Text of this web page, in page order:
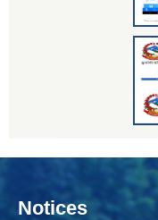
Notices